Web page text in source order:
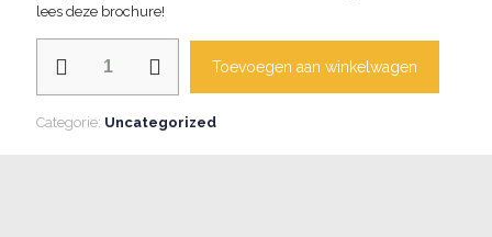
lees deze brochure!
een
Toevoegen aan winkelwagen
Categorie: Uncategorized